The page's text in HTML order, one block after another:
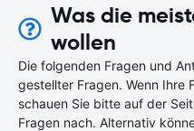
Was die
wollen
Die folgenden Fragen und
gestellter Fragen. Wenn Ihre
schauen Sie bitte auf der
Fragen nach. Alternativ